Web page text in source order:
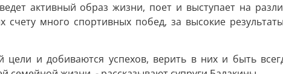
активный образ жизни, поет и выступает на
много спортивных побед, за высокие
цели и добиваются успехов, верить в них и быть